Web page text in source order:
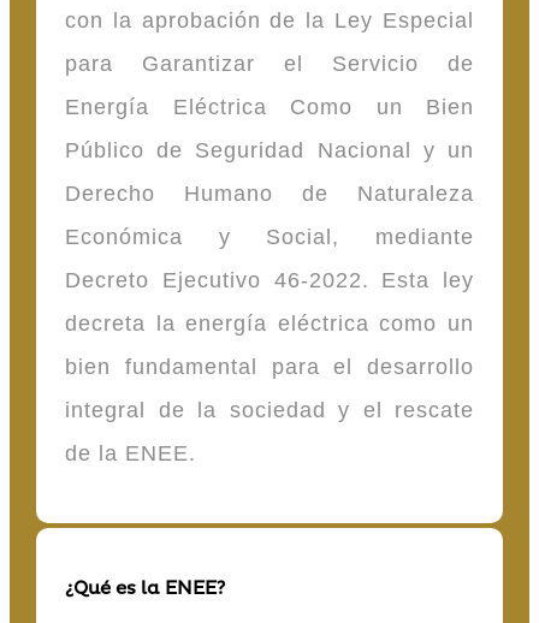
con la aprobación de la Ley Especial
para Garantizar el Servicio de
Energía Eléctrica Como un Bien
Público de Seguridad Nacional y un
Derecho Humano de Naturaleza
Económica y Social, mediante
Decreto Ejecutivo 46-2022. Esta ley
decreta la energía eléctrica como un
bien fundamental para el desarrollo
integral de la sociedad y el rescate
de la ENEE.
¿Qué es la ENEE?